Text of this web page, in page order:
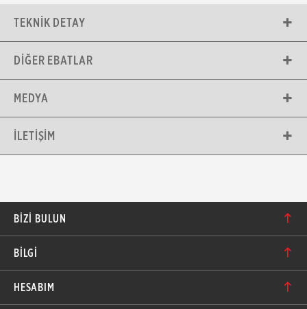
TEKNIK DETAY
DIĞER EBATLAR
MEDYA
İLETIŞIM
BIZI BULUN
bilgi@motolastik.com
BİLGİ
HESABIM